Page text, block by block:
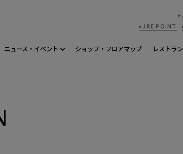
ニュース・イベント ショップ・フロアマップ レストラ
JRE POINT